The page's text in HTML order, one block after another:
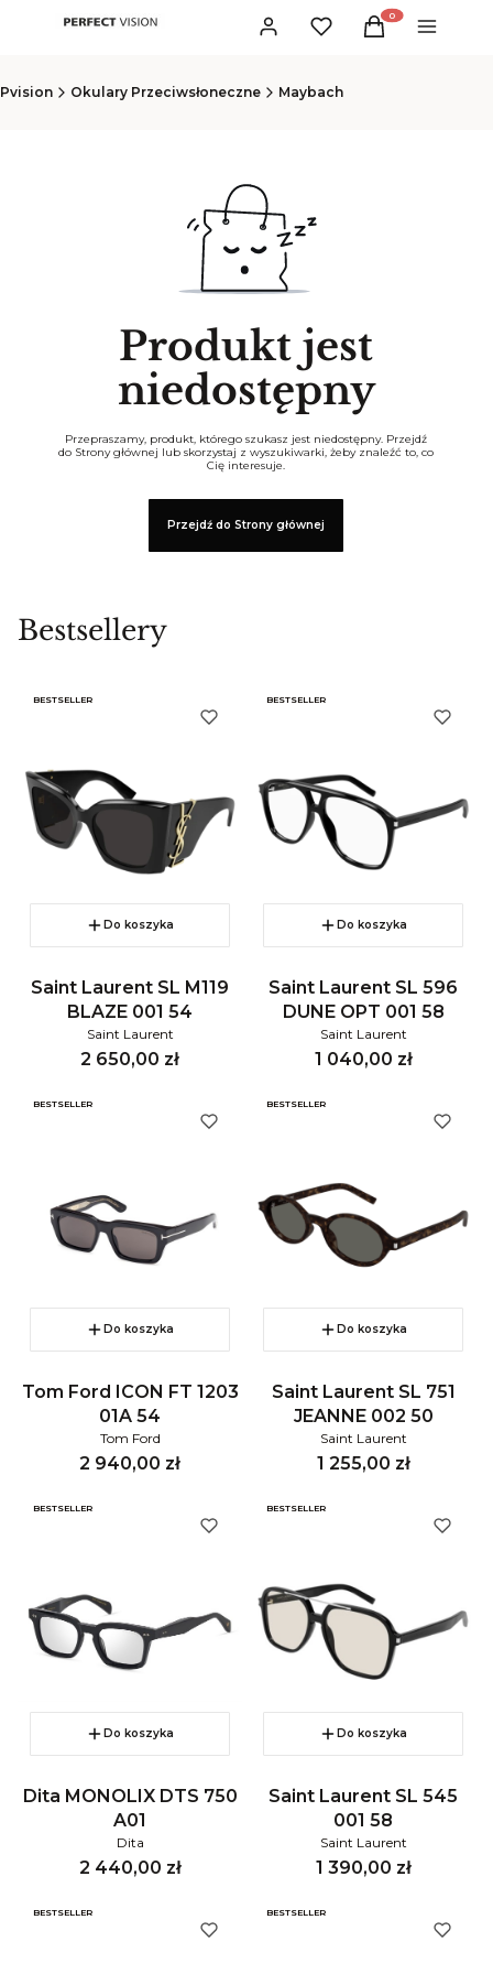
Zaloguj sięUlubione Produkty w
Koszyk Menu
Pvision Okulary Przeciwsłoneczne Maybach
Produkt jest
niedostępny
Przepraszamy, produkt, którego szukasz jest niedostępny. Przejdź
do Strony głównej lub skorzystaj z wyszukiwarki, żeby znaleźć to, co
Cię interesuje.
Przejdź do Strony głównej
Bestsellery
BESTSELLER
Do koszyka
Saint Laurent SL M119
BLAZE 001 54
Saint Laurent
Cena
2 650,00 zł
BESTSELLER
Do koszyka
Saint Laurent SL 596
DUNE OPT 001 58
Saint Laurent
Cena
1 040,00 zł
BESTSELLER
Do koszyka
Tom Ford ICON FT 1203
01A 54
Tom Ford
Cena
2 940,00 zł
BESTSELLER
Do koszyka
Saint Laurent SL 751
JEANNE 002 50
Saint Laurent
Cena
1 255,00 zł
BESTSELLER
Do koszyka
Dita MONOLIX DTS 750
A01
Dita
Cena
2 440,00 zł
BESTSELLER
Do koszyka
Saint Laurent SL 545
001 58
Saint Laurent
Cena
1 390,00 zł
BESTSELLER BESTSELLER